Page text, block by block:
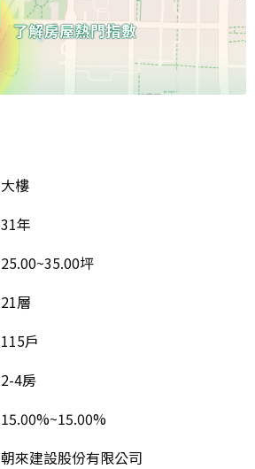
大樓
31年
25.00~35.00坪
21層
115戶
2-4房
15.00%~15.00%
朝來建設股份有限公司